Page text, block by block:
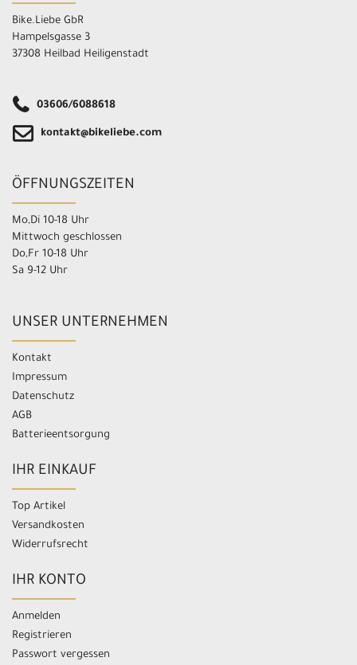
Bike.Liebe GbR
Hampelsgasse 3
37308 Heilbad Heiligenstadt
03606/6088618
kontakt@bikeliebe.com
ÖFFNUNGSZEITEN
Mo,Di 10-18 Uhr
Mittwoch geschlossen
Do,Fr 10-18 Uhr
Sa 9-12 Uhr
UNSER UNTERNEHMEN
Kontakt
Impressum
Datenschutz
AGB
Batterieentsorgung
IHR EINKAUF
Top Artikel
Versandkosten
Widerrufsrecht
IHR KONTO
Anmelden
Registrieren
Passwort vergessen